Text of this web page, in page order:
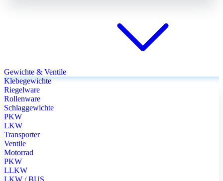
Gewichte & Ventile
Klebegewichte
Riegelware
Rollenware
Schlaggewichte
PKW
LKW
Transporter
Ventile
Motorrad
PKW
LLKW
LKW / BUS